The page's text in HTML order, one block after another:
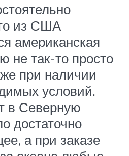
из США
американская
не так-то просто
при наличии
условий.
в Северную
достаточно
а при заказе